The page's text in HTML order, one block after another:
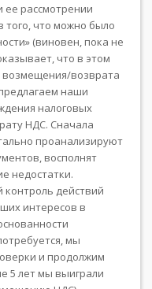
рассмотрении
того, что можно было
(виновен, пока не
что в этом
возмещения/возврата
наши
налоговых
НДС. Сначала
проанализируют
восполнят
недостатки.
действий
интересов в
мы
и продолжим
5 лет мы выиграли